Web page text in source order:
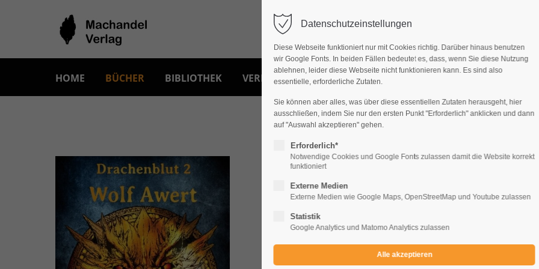
HOME BÜCHER BIBLIOTHEK VERLAG, MANUSKRIPTE IMPRESSUM
Wolf Awert
Drachenblut 2 - Der Drachenzahn
€2,49 €
Datenschutzeinstellungen
Diese Webseite funktioniert nur mit Cookies richtig. Darüber hinaus benutzen
wir Google Fonts. In beiden Fällen bedeutet es, dass, wenn Sie diese Nutzung
ablehnen, leider diese Webseite nicht funktionieren kann. Es sind also
essentielle, erforderliche Zutaten.
Sie können aber alles, was über diese essentiellen Zutaten herausgeht, hier
ausschließen, indem Sie nur den ersten Punkt "Erforderlich" anklicken und dann
auf "Auswahl akzeptieren" gehen.
Erforderlich*
Notwendige Cookies und Google Fonts zulassen damit die Website korrekt
funktioniert
Externe Medien
Externe Medien wie Google Maps, OpenStreetMap und Youtube zulassen
Statistik
Google Analytics und Matomo Analytics zulassen